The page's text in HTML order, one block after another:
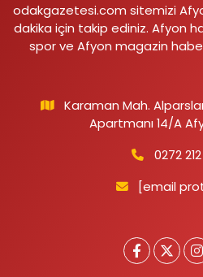
odakgazetesi.com sitemizi
dakika için takip ediniz. Afyon
spor ve Afyon magazin
Karaman Mah.
Apartmanı 14/A
0272
[email